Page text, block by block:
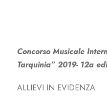
Concorso Musicale
Tarquinia” 2019- 12a
ALLIEVI IN EVIDENZA